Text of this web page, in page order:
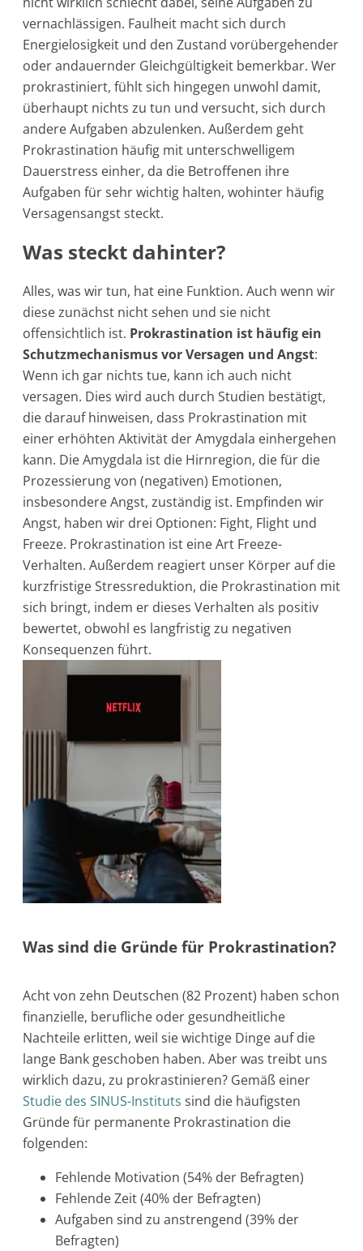
vernachlässigen. Faulheit macht sich durch
Energielosigkeit und den Zustand vorübergehender
oder andauernder Gleichgültigkeit bemerkbar. Wer
prokrastiniert, fühlt sich hingegen unwohl damit,
überhaupt nichts zu tun und versucht, sich durch
andere Aufgaben abzulenken. Außerdem geht
Prokrastination häufig mit unterschwelligem
Dauerstress einher, da die Betroffenen ihre
Aufgaben für sehr wichtig halten, wohinter häufig
Versagensangst steckt.
Was steckt dahinter?
Alles, was wir tun, hat eine Funktion. Auch wenn wir
diese zunächst nicht sehen und sie nicht
offensichtlich ist. Prokrastination ist häufig ein
Schutzmechanismus vor Versagen und Angst:
Wenn ich gar nichts tue, kann ich auch nicht
versagen. Dies wird auch durch Studien bestätigt,
die darauf hinweisen, dass Prokrastination mit
einer erhöhten Aktivität der Amygdala einhergehen
kann. Die Amygdala ist die Hirnregion, die für die
Prozessierung von (negativen) Emotionen,
insbesondere Angst, zuständig ist. Empfinden wir
Angst, haben wir drei Optionen: Fight, Flight und
Freeze. Prokrastination ist eine Art Freeze-
Verhalten. Außerdem reagiert unser Körper auf die
kurzfristige Stressreduktion, die Prokrastination mit
sich bringt, indem er dieses Verhalten als positiv
bewertet, obwohl es langfristig zu negativen
Konsequenzen führt.
Was sind die Gründe für Prokrastination?
Acht von zehn Deutschen (82 Prozent) haben schon
finanzielle, berufliche oder gesundheitliche
Nachteile erlitten, weil sie wichtige Dinge auf die
lange Bank geschoben haben. Aber was treibt uns
wirklich dazu, zu prokrastinieren? Gemäß einer
Studie des SINUS-Instituts sind die häufigsten
Gründe für permanente Prokrastination die
folgenden:
Fehlende Motivation (54% der Befragten)
Fehlende Zeit (40% der Befragten)
Aufgaben sind zu anstrengend (39% der
Befragten)